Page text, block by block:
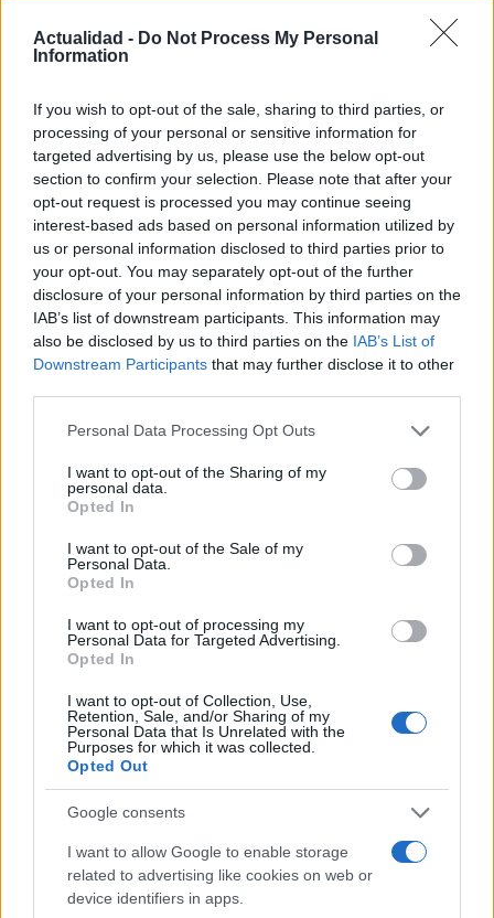
Actualidad - Do Not Process My Personal
Information
If you wish to opt-out of the sale, sharing to third parties, or
processing of your personal or sensitive information for
targeted advertising by us, please use the below opt-out
section to confirm your selection. Please note that after your
opt-out request is processed you may continue seeing
interest-based ads based on personal information utilized by
us or personal information disclosed to third parties prior to
your opt-out. You may separately opt-out of the further
disclosure of your personal information by third parties on the
IAB’s list of downstream participants. This information may
also be disclosed by us to third parties on the IAB’s List of
Downstream Participants that may further disclose it to other
Please note that this website/app uses one or more Google
not limited to your visit or usage behaviour. You may click to
grant or deny consent to Google and its third-party tags to
use your data for below specified purposes in below Google
consent section.
Personal Data Processing Opt Outs
I want to opt-out of the Sharing of my
personal data.
Opted In
I want to opt-out of the Sale of my
Personal Data.
Opted In
I want to opt-out of processing my
Personal Data for Targeted Advertising.
Opted In
I want to opt-out of Collection, Use,
Retention, Sale, and/or Sharing of my
Personal Data that Is Unrelated with the
Purposes for which it was collected.
Opted Out
Google consents
I want to allow Google to enable storage
related to advertising like cookies on web or
device identifiers in apps.
Eventos culturales en Barcelona durante
el verano de 2026
CULTURA
histórico
La Ciudad Monumental de Cáceres se prepara para…
CULTURA
Descubre los Escenarios Reales de La
Odisea de Christopher Nolan